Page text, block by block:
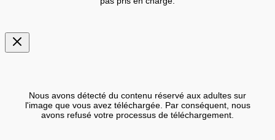
Nous avons détecté du contenu réservé aux adultes sur
l'image que vous avez téléchargée. Par conséquent, nous
avons refusé votre processus de téléchargement.